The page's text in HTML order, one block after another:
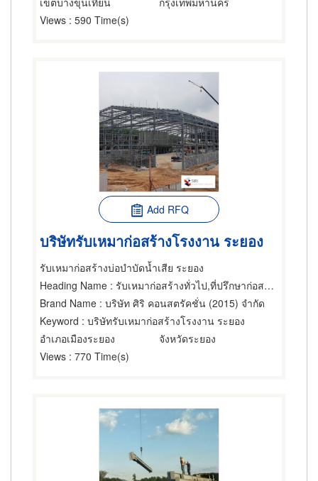
Views : 590 Time(s)
Add RFQ
บริษัทรับเหมาก่อสร้างโรงงาน ระยอง
รับเหมาก่อสร้างบ่อบำบัดน้ำเสีย ระยอง
Heading Name : รับเหมาก่อสร้างทั่วไป,ที่ปรึกษาก่อสร้าง,ผู้ออกแบบก่อสร้าง
Brand Name : บริษัท ศิริ คอนสตรัคชั่น (2015) จำกัด
Keyword : บริษัทรับเหมาก่อสร้างโรงงาน ระยอง
อำเภอเมืองระยอง
จังหวัดระยอง
Views : 770 Time(s)